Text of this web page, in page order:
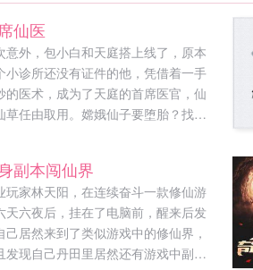
仙医
意外，包小白和天庭搭上线了，原本
小诊所还没有证件的他，凭借着一手
的医术，成为了天庭的首席医官，仙
草任由取用。嫦娥仙子要堕胎？找我
颜的配方...
副本闯仙界
玩家林天阳，在连续奋斗一款修仙游
天六夜后，挂在了电脑前，醒来后发
己居然来到了类似游戏中的修仙界，
发现自己丹田里居然还有游戏中副本